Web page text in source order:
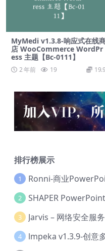
MyMedi v1.3.8-响应式在线
店 WooCommerce WordPr
ess 主题【Bc-0111】
2 年前 19 19.9
排行榜展示
1 Ronni-商业
2 SHAPER
3
4